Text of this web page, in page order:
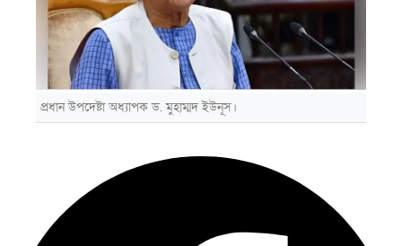
প্রধান উপদেষ্টা অধ্যাপক ড. মুহাম্মদ ইউনূস।